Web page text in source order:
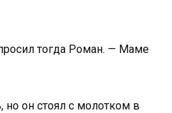
тогда Роман. — Маме
но он стоял с молотком в